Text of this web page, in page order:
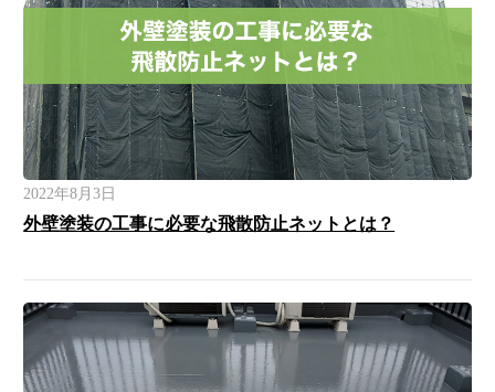
2022年8月3日
外壁塗装の工事に必要な飛散防止ネットとは？